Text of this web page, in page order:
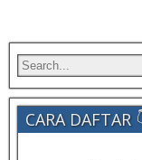
CARA DAFTAR